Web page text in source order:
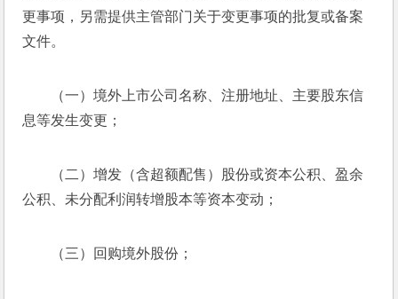
更事项，另需提供主管部门关于变更事项的批复或备案
文件。
（一）境外上市公司名称、注册地址、主要股东信
息等发生变更；
（二）增发（含超额配售）股份或资本公积、盈余
公积、未分配利润转增股本等资本变动；
（三）回购境外股份；